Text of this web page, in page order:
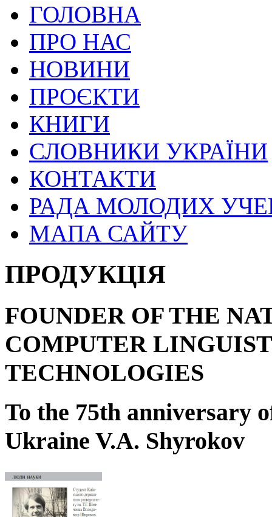
ГОЛОВНА
ПРО НАС
НОВИНИ
ПРОЄКТИ
КНИГИ
СЛОВНИКИ УКРАЇНИ
КОНТАКТИ
РАДА МОЛОДИХ
МАПА САЙТУ
ПРОДУКЦІЯ
FOUNDER OF THE
COMPUTER
TECHNOLOGIES
To the 75th anniversary
Ukraine V.A. Shyrokov